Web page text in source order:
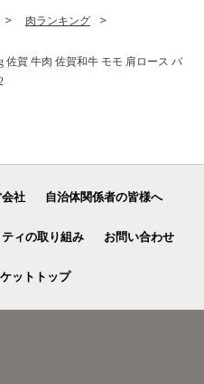
肉ランキング
佐賀 牛肉 佐賀和牛 モモ 肩ロース バ
社 自治体関係者の皆様へ
ィの取り組み お問い合わせ
ットトップ